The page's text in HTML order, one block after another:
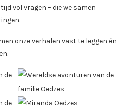
vol vragen – die we samen
onze verhalen vast te leggen én